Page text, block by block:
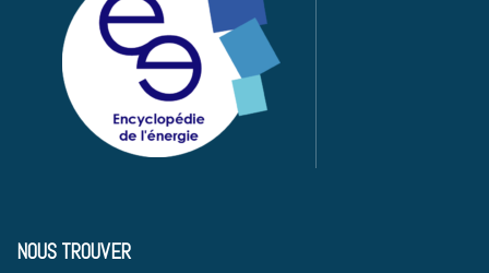
NOUS TROUVER